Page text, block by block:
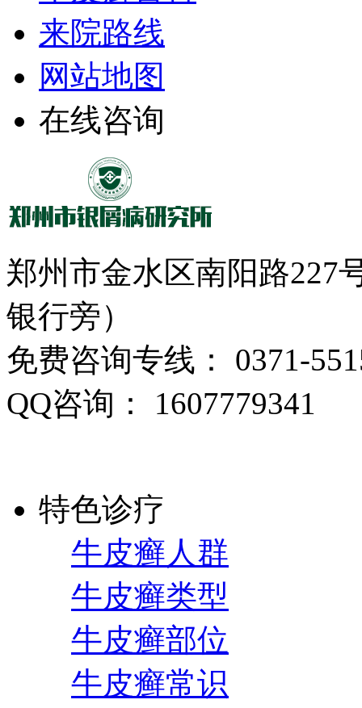
来院路线
网站地图
在线咨询
郑州市金水区南阳路227
银行旁）
免费咨询专线： 0371-
QQ咨询： 1607779341
特色诊疗
牛皮癣人群
牛皮癣类型
牛皮癣部位
牛皮癣常识